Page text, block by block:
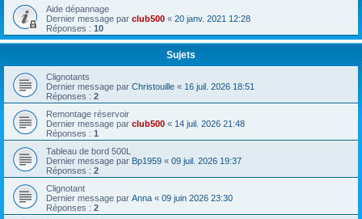
Aide dépannage
Dernier message par club500 « 20 janv. 2021 12:28
Réponses : 10
Sujets
Clignotants
Dernier message par Christouille « 16 juil. 2026 18:51
Réponses : 2
Remontage réservoir
Dernier message par club500 « 14 juil. 2026 21:48
Réponses : 1
Tableau de bord 500L
Dernier message par Bp1959 « 09 juil. 2026 19:37
Réponses : 2
Clignotant
Dernier message par Anna « 09 juin 2026 23:30
Réponses : 2